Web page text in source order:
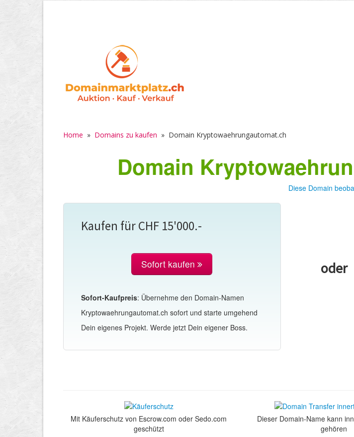
Home » Domains zu kaufen » Domain Kryptowaehrungautomat.ch
Domain
Diese Domain
Kaufen für CHF 15'000.-
Sofort kaufen
Sofort-Kaufpreis: Übernehme den Domain-Namen
Kryptowaehrungautomat.ch sofort und starte umgehend
Dein eigenes Projekt. Werde jetzt Dein eigener Boss.
oder
Mit Käuferschutz von Escrow.com oder Sedo.com
geschützt
Dieser Domain-Name kann
gehören